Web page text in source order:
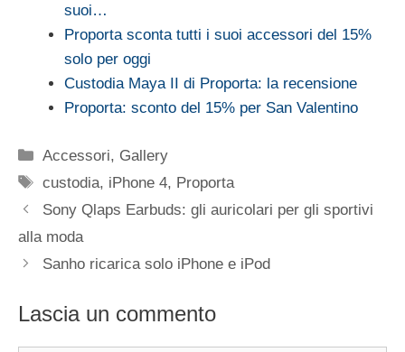
suoi…
Proporta sconta tutti i suoi accessori del 15%
solo per oggi
Custodia Maya II di Proporta: la recensione
Proporta: sconto del 15% per San Valentino
Categorie
Accessori, Gallery
Tag
custodia, iPhone 4, Proporta
Sony Qlaps Earbuds: gli auricolari per gli sportivi
alla moda
Sanho ricarica solo iPhone e iPod
Lascia un commento